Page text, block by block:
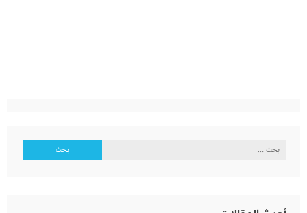
البحث